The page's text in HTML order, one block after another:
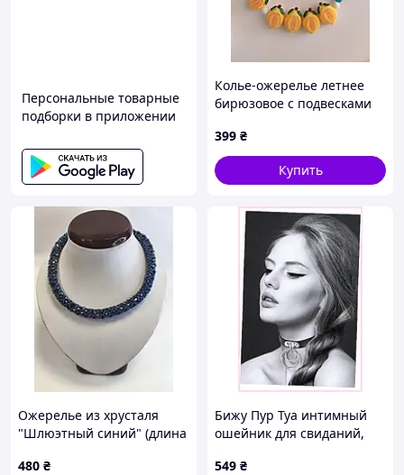
Персональные товарные
подборки в приложении
Колье-ожерелье летнее
бирюзовое с подвесками
399 ₴
Купить
Ожерелье из хрусталя
"Шлюэтный синий" (длина
480 ₴
Бижу Пур Туа интимный
ошейник для свиданий,
549 ₴